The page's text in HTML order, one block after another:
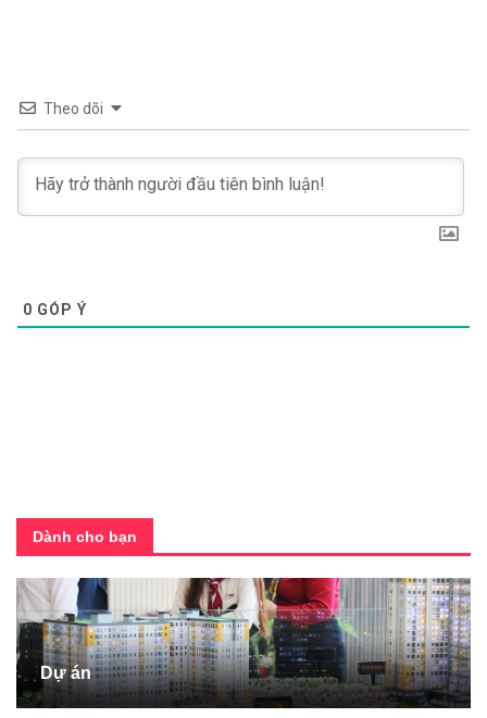
Theo dõi
0 GÓP Ý
Dành cho bạn
Dự án